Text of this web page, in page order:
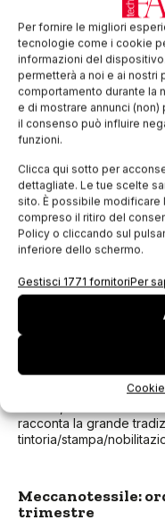
Per fornire le migliori
tecnologie come i cookie
informazioni del
permetterà a noi e ai nostri
comportamento durante la
e di mostrare annunci
il consenso può influire
funzioni.
Clicca qui sotto per
dettagliate. Le tue scelte
sito. È possibile
compreso il ritiro del
Policy o cliccando sul
inferiore dello schermo.
Gestisci 1771 fornitoriPer
Sandro
nominato
In occasione
giovedì 15 ottobre,
ACIMIT (associazione
stato eletto presidente
italiani di beni
Le macchine
missione di
Il settore tessile iraniano
numero di aziende
comparti della catena
Cosa sarebbe il
risponde con un
https://
https://
colore, realizzato da
racconta la grande
tintoria/stampa/
Meccanotessile:
trimestre